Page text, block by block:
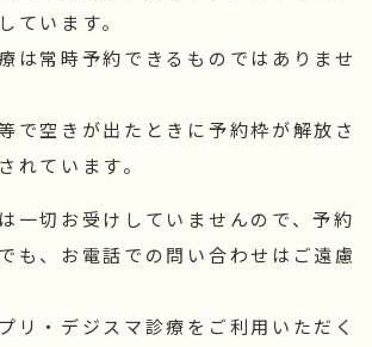
ています。
は常時予約できるものではありませ
で空きが出たときに予約枠が解放さ
れています。
一切お受けしていませんので、予約
も、お電話での問い合わせはご遠慮
リ・デジスマ診療をご利用いただく